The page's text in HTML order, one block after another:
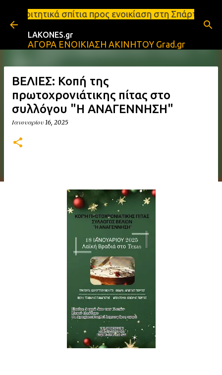
Μετάβαση στο κύριο περιεχόμενο
προς ενοικίαση στη Σπάρτη Ενοικιάσεις
LAKONES.gr
ΑΓΟΡΑ ΕΝΟΙΚΙΑΣΗ ΑΚΙΝΗΤΟΥ Grad.gr
ΒΕΛΙΕΣ: Κοπή της
πρωτοχρονιάτικης πίτας στο
συλλόγου "Η ΑΝΑΓΕΝΝΗΣΗ"
Ιανουαρίου 16, 2025